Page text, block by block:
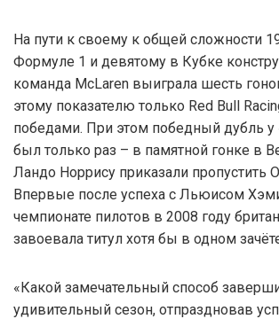
На пути к своему к общей сложности
Формуле 1 и девятому в Кубке
команда McLaren выиграла шесть
этому показателю только Red Bull
победами. При этом победный дубль
был только раз – в памятной гонке в
Ландо Норрису приказали пропустить
Впервые после успеха с Льюисом
чемпионате пилотов в 2008 году
завоевала титул хотя бы в одном
«Какой замечательный способ
удивительный сезон, отпраздновав